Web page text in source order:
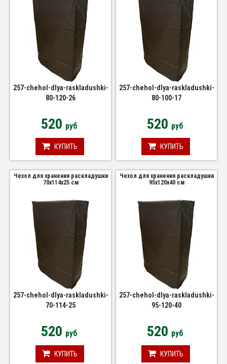
257-chehol-dlya-raskladushki-
80-120-26
520 руб
КУПИТЬ
257-chehol-dlya-raskladushki-
80-100-17
520 руб
КУПИТЬ
Чехол для хранения раскладушки
70х114х25 см
257-chehol-dlya-raskladushki-
70-114-25
520 руб
КУПИТЬ
Чехол для хранения раскладушки
95х120х40 см
257-chehol-dlya-raskladushki-
95-120-40
520 руб
КУПИТЬ